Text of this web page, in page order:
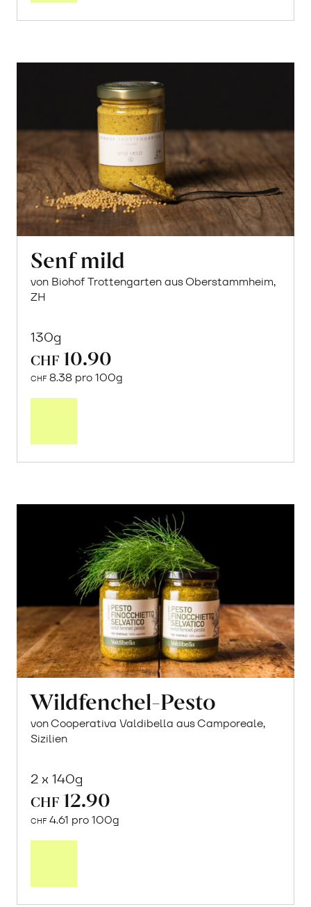
Senf mild
von Biohof Trottengarten aus Oberstammheim,
ZH
130g
CHF 10.90
CHF 8.38 pro 100g
Wildfenchel-Pesto
von Cooperativa Valdibella aus Camporeale,
Sizilien
2 x 140g
CHF 12.90
CHF 4.61 pro 100g